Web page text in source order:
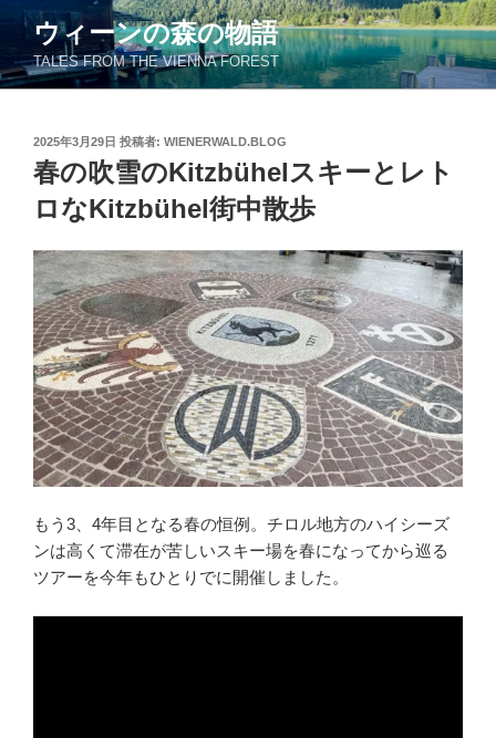
テ
ン
ウィーンの森の物語
TALES FROM THE VIENNA FOREST
投
稿
日:
2025年3月29日 投稿者: WIENERWALD.BLOG
春の吹雪のKitzbühelスキーとレト
ロなKitzbühel街中散歩
もう3、4年目となる春の恒例。チロル地方のハイシーズ
ンは高くて滞在が苦しいスキー場を春になってから巡る
ツアーを今年もひとりでに開催しました。